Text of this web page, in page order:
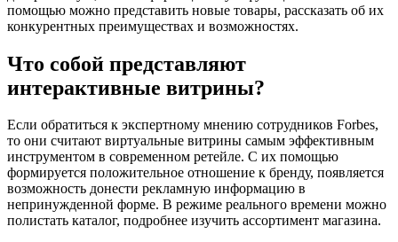
помощью можно представить новые товары, рассказать об их
конкурентных преимуществах и возможностях.
Что собой представляют
интерактивные витрины?
Если обратиться к экспертному мнению сотрудников Forbes,
то они считают виртуальные витрины самым эффективным
инструментом в современном ретейле. С их помощью
формируется положительное отношение к бренду, появляется
возможность донести рекламную информацию в
непринужденной форме. В режиме реального времени можно
полистать каталог, подробнее изучить ассортимент магазина.